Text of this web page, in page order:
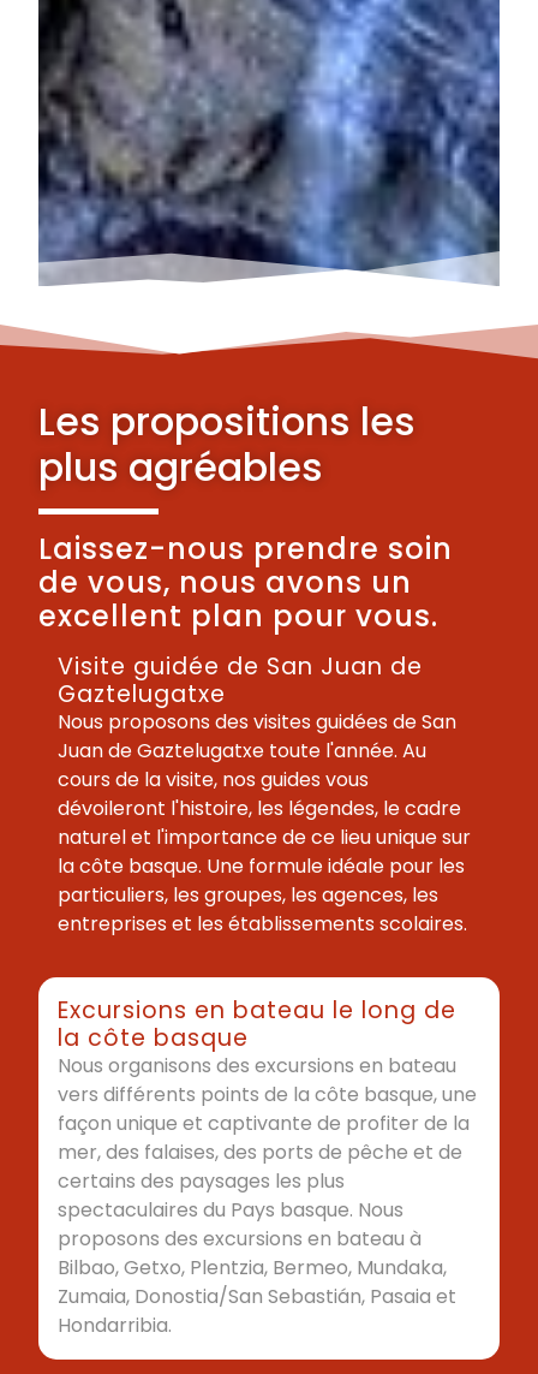
Les propositions les
plus agréables
Laissez-nous prendre soin
de vous, nous avons un
excellent plan pour vous.
Visite guidée de San Juan de
Gaztelugatxe
Nous proposons des visites guidées de San
Juan de Gaztelugatxe toute l'année. Au
cours de la visite, nos guides vous
dévoileront l'histoire, les légendes, le cadre
naturel et l'importance de ce lieu unique sur
la côte basque. Une formule idéale pour les
particuliers, les groupes, les agences, les
entreprises et les établissements scolaires.
Excursions en bateau le long de
la côte basque
Nous organisons des excursions en bateau
vers différents points de la côte basque, une
façon unique et captivante de profiter de la
mer, des falaises, des ports de pêche et de
certains des paysages les plus
spectaculaires du Pays basque. Nous
proposons des excursions en bateau à
Bilbao, Getxo, Plentzia, Bermeo, Mundaka,
Zumaia, Donostia/San Sebastián, Pasaia et
Hondarribia.